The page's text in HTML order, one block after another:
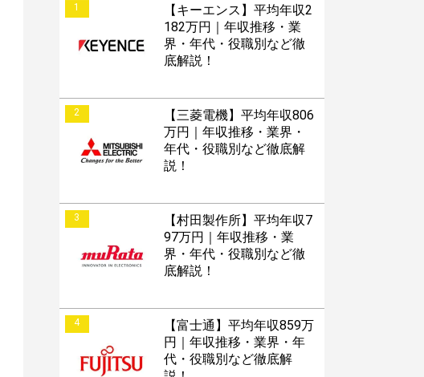
1
【キーエンス】平均年収2
182万円｜年収推移・業
界・年代・役職別など徹
底解説！
2
【三菱電機】平均年収806
万円｜年収推移・業界・
年代・役職別など徹底解
説！
3
【村田製作所】平均年収7
97万円｜年収推移・業
界・年代・役職別など徹
底解説！
4
【富士通】平均年収859万
円｜年収推移・業界・年
代・役職別など徹底解